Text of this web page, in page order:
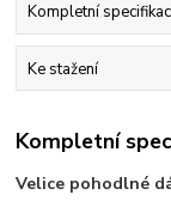
Kompletní
Ke stažení
Kompletní
Velice pohodlné